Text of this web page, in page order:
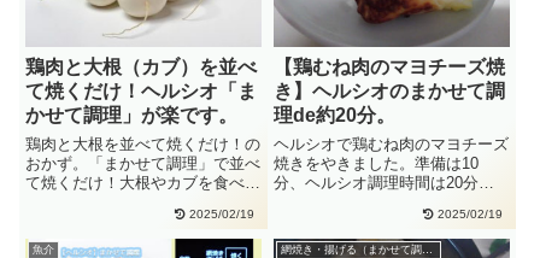
鶏肉と大根（カブ）を並べ
て焼くだけ！ヘルシオ「ま
かせて調理」が楽です。
鶏肉と大根を並べて焼くだけ！の
おかず。「まかせて調理」で並べ
て焼くだけ！大根やカブを食べや
2025/02/19
【鶏むね肉のマヨチーズ焼
き】ヘルシオのまかせて調
理de約20分。
ヘルシオで鶏むね肉のマヨチーズ
焼きをやきました。準備は10
分、ヘルシオ調理時間は20分～
2025/02/19
魚介 網焼き・揚げる（まかせて調理）